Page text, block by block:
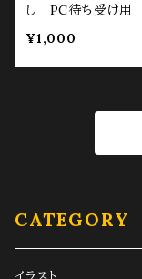
し PC待ち受け
¥1,000
CATEGORY